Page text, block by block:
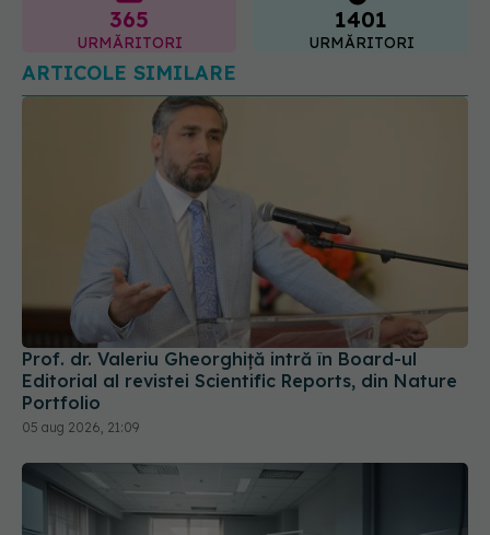
365
URMĂRITORI
1401
URMĂRITORI
ARTICOLE SIMILARE
Prof. dr. Valeriu Gheorghiță intră în Board-ul
Editorial al revistei Scientific Reports, din Nature
Portfolio
05 aug 2026, 21:09